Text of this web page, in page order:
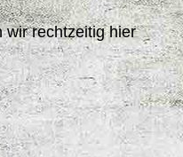
wir rechtzeitig hier